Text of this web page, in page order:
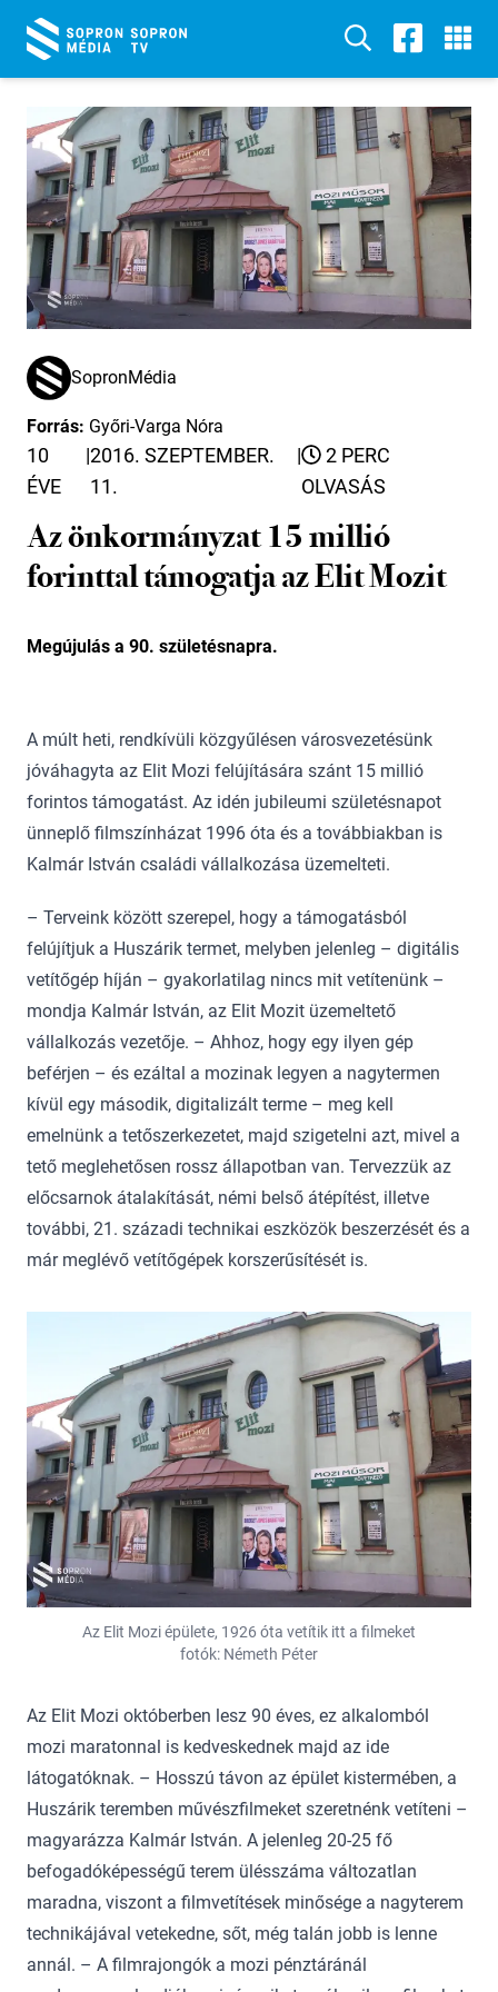
SopronMédia
Forrás: Győri-Varga Nóra
10
ÉVE
|2016. SZEPTEMBER.
11.
|
2 PERC
OLVASÁS
Az önkormányzat 15 millió
forinttal támogatja az Elit Mozit
Megújulás a 90. születésnapra.
A múlt heti, rendkívüli közgyűlésen városvezetésünk
jóváhagyta az Elit Mozi felújítására szánt 15 millió
forintos támogatást. Az idén jubileumi születésnapot
ünneplő filmszínházat 1996 óta és a továbbiakban is
Kalmár István családi vállalkozása üzemelteti.
– Terveink között szerepel, hogy a támogatásból
felújítjuk a Huszárik termet, melyben jelenleg – digitális
vetítőgép híján – gyakorlatilag nincs mit vetítenünk –
mondja Kalmár István, az Elit Mozit üzemeltető
vállalkozás vezetője. – Ahhoz, hogy egy ilyen gép
beférjen – és ezáltal a mozinak legyen a nagytermen
kívül egy második, digitalizált terme – meg kell
emelnünk a tetőszerkezetet, majd szigetelni azt, mivel a
tető meglehetősen rossz állapotban van. Tervezzük az
előcsarnok átalakítását, némi belső átépítést, illetve
további, 21. századi technikai eszközök beszerzését és a
már meglévő vetítőgépek korszerűsítését is.
Az Elit Mozi épülete, 1926 óta vetítik itt a filmeket
fotók: Németh Péter
Az Elit Mozi októberben lesz 90 éves, ez alkalomból
mozi maratonnal is kedveskednek majd az ide
látogatóknak. – Hosszú távon az épület kistermében, a
Huszárik teremben művészfilmeket szeretnénk vetíteni –
magyarázza Kalmár István. A jelenleg 20-25 fő
befogadóképességű terem ülésszáma változatlan
maradna, viszont a filmvetítések minősége a nagyterem
technikájával vetekedne, sőt, még talán jobb is lenne
annál. – A filmrajongók a mozi pénztáránál